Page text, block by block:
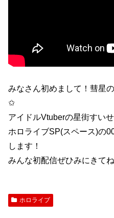
みなさん初めまして！彗星
✩
アイドルVtuberの星街すい
ホロライブSP(スペース)の
します！
みんな初配信ぜひみにきて
ホロライブ